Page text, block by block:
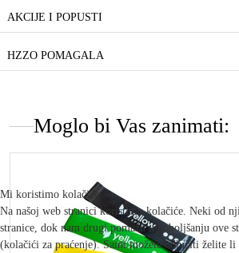
AKCIJE I POPUSTI
HZZO POMAGALA
Moglo bi Vas zanimati:
Mi koristimo kolačiće
Na našoj web stranici koristimo kolačiće. Neki od
stranice, dok nam drugi pomažu u poboljšanju ove
(kolačići za praćenje). Sami možete odlučiti želite